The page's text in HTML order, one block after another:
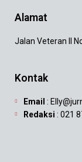
Alamat
Jalan Veteran II
Kontak
Email :
Redaksi : 021